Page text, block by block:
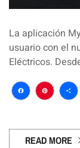
La aplicación
usuario con el
Eléctricos.
Facebook
READ MORE